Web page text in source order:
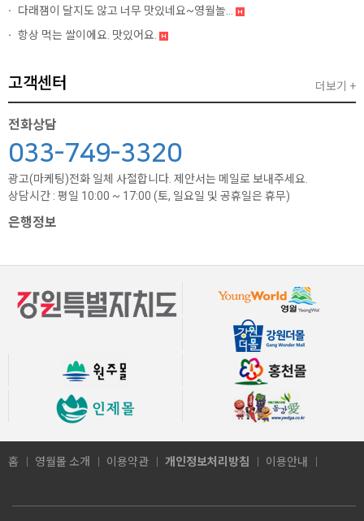
다래잼이 달지도 않고 너무 맛있네요~영월놀...
항상 먹는 쌀이에요. 맛있어요.
고객센터
전화상담
033-749-3320
광고(마케팅)전화 일체 사절합니다. 제안서는 메일로 보내주세요.
상담시간 : 평일 10:00 ~ 17:00 (토, 일요일 및 공휴일은 휴무)
은행정보
더보기 +
홈 영월몰 소개 이용약관 개인정보처리방침 이용안내